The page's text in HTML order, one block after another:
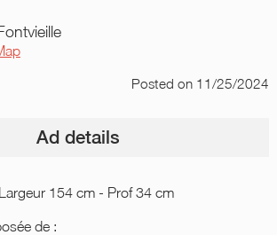
Postedon 11/25/2024
Ad details
154 cm - Prof 34 cm
de :